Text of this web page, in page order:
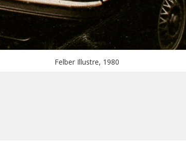
Felber Illustre, 1980